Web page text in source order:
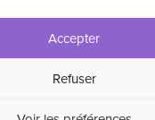
Accepter
Refuser